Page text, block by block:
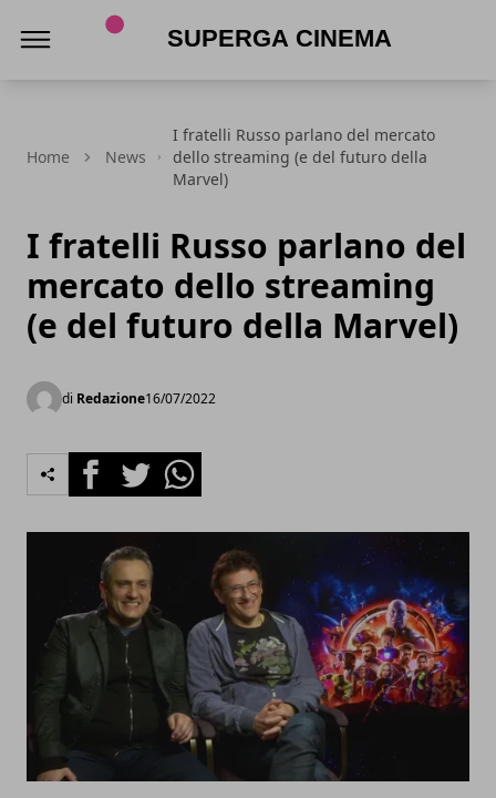
Home News
I fratelli Russo parlano del mercato
dello streaming (e del futuro della
Marvel)
I fratelli Russo parlano del
mercato dello streaming
(e del futuro della Marvel)
di Redazione16/07/2022
FacebookTwitterWhatsapp